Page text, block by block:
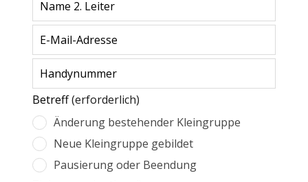
blank
Betreff (erforderlich)
Änderung bestehender Kleingruppe
Neue Kleingruppe gebildet
Pausierung oder Beendung